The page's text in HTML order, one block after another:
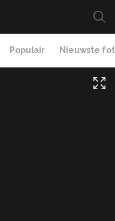
Populair Nieuwste